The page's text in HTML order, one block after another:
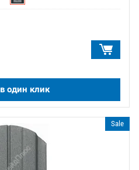
один клик
Sale